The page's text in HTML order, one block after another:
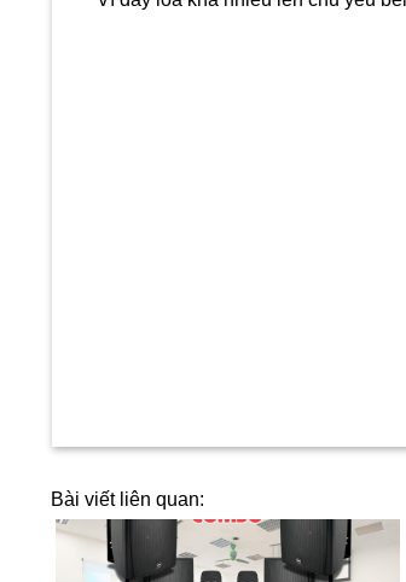
Bài viết liên quan: